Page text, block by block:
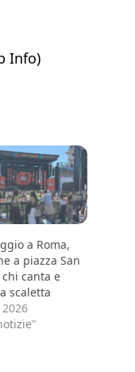
Info)
a Roma,
a piazza San
canta e
scaletta